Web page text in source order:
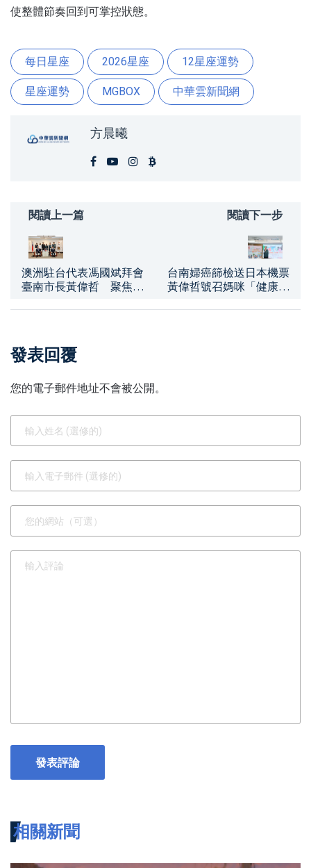
使整體節奏回到可掌控狀態。
每日星座 2026星座 12星座運勢
星座運勢 MGBOX 中華雲新聞網
方晨曦
閱讀上一篇
澳洲駐台代表馮國斌拜會
臺南市長黃偉哲 聚焦深
閱讀下一步
台南婦癌篩檢送日本機票
黃偉哲號召媽咪「健康出
發表回覆
您的電子郵件地址不會被公開。
發表評論
相關新聞